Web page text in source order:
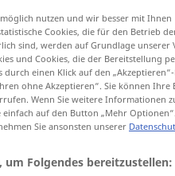
nutzen und wir besser mit Ihnen
Cookies, die für den Betrieb
sind, werden auf Grundlage unserer
und Cookies, die der Bereitstellung
einen Klick auf den
ohne Akzeptieren“. Sie können Ihre
Wenn Sie weitere Informationen
auf den Button „Mehr Optionen“.
Sie ansonsten unserer
Folgendes bereitzustellen: